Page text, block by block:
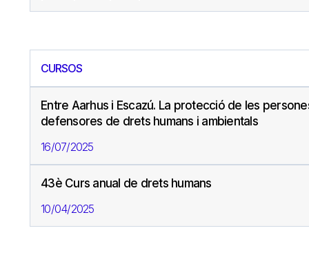
CURSOS
Entre Aarhus i Escazú. La protecció de les
defensores de drets humans i ambientals
16/07/2025
43è Curs anual de drets humans
10/04/2025